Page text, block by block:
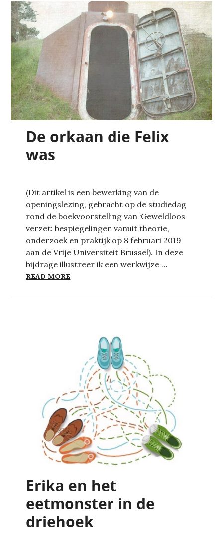
De orkaan die Felix
was
(Dit artikel is een bewerking van de
openingslezing, gebracht op de studiedag
rond de boekvoorstelling van ‘Geweldloos
verzet: bespiegelingen vanuit theorie,
onderzoek en praktijk op 8 februari 2019
aan de Vrije Universiteit Brussel). In deze
bijdrage illustreer ik een werkwijze …
READ MORE
Erika en het
eetmonster in de
driehoek